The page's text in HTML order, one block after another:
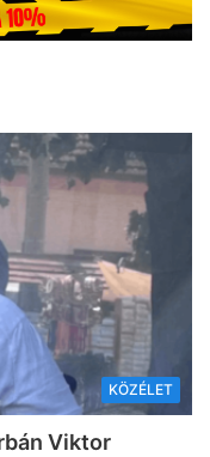
KÖZÉLET
Viktor